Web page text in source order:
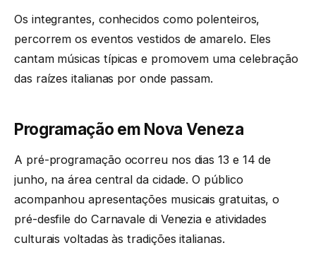
Os integrantes, conhecidos como polenteiros,
percorrem os eventos vestidos de amarelo. Eles
cantam músicas típicas e promovem uma celebração
das raízes italianas por onde passam.
Programação em Nova Veneza
A pré-programação ocorreu nos dias 13 e 14 de
junho, na área central da cidade. O público
acompanhou apresentações musicais gratuitas, o
pré-desfile do Carnavale di Venezia e atividades
culturais voltadas às tradições italianas.